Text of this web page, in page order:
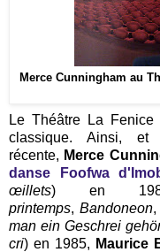
Merce Cunningham au
Le Théâtre La
classique. Ainsi,
récente, Merce
danse Foofwa
œillets) en
printemps,Bandoneon,
man ein Geschrei
cri) en 1985, Maurice